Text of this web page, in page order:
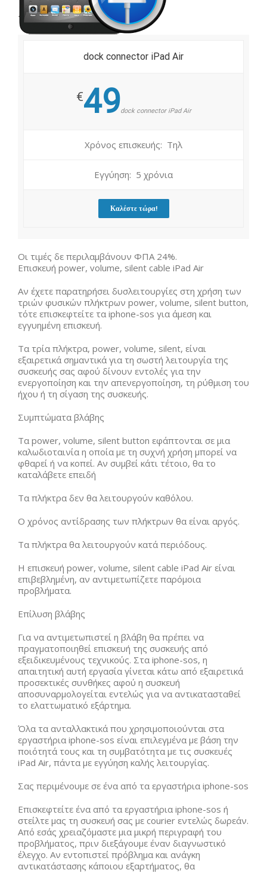
dock connector iPad Air
€49dock connector iPad Air
Χρόνος επισκευής: Τηλ
Εγγύηση: 5 χρόνια
Καλέστε τώρα!
Οι τιμές δε περιλαμβάνουν ΦΠΑ 24%.
Επισκευή power, volume, silent cable iPad Air
Αν έχετε παρατηρήσει δυσλειτουργίες στη χρήση των
τριών φυσικών πλήκτρων power, volume, silent button,
τότε επισκεφτείτε τα iphone-sos για άμεση και
εγγυημένη επισκευή.
Τα τρία πλήκτρα, power, volume, silent, είναι
εξαιρετικά σημαντικά για τη σωστή λειτουργία της
συσκευής σας αφού δίνουν εντολές για την
ενεργοποίηση και την απενεργοποίηση, τη ρύθμιση του
ήχου ή τη σίγαση της συσκευής.
Συμπτώματα βλάβης
Τα power, volume, silent button εφάπτονται σε μια
καλωδιοταινία η οποία με τη συχνή χρήση μπορεί να
φθαρεί ή να κοπεί. Αν συμβεί κάτι τέτοιο, θα το
καταλάβετε επειδή
Τα πλήκτρα δεν θα λειτουργούν καθόλου.
Ο χρόνος αντίδρασης των πλήκτρων θα είναι αργός.
Τα πλήκτρα θα λειτουργούν κατά περιόδους.
Η επισκευή power, volume, silent cable iPad Air είναι
επιβεβλημένη, αν αντιμετωπίζετε παρόμοια
προβλήματα.
Επίλυση βλάβης
Για να αντιμετωπιστεί η βλάβη θα πρέπει να
πραγματοποιηθεί επισκευή της συσκευής από
εξειδικευμένους τεχνικούς. Στα iphone-sos, η
απαιτητική αυτή εργασία γίνεται κάτω από εξαιρετικά
προσεκτικές συνθήκες αφού η συσκευή
αποσυναρμολογείται εντελώς για να αντικατασταθεί
το ελαττωματικό εξάρτημα.
Όλα τα ανταλλακτικά που χρησιμοποιούνται στα
εργαστήρια iphone-sos είναι επιλεγμένα με βάση την
ποιότητά τους και τη συμβατότητα με τις συσκευές
iPad Air, πάντα με εγγύηση καλής λειτουργίας.
Σας περιμένουμε σε ένα από τα εργαστήρια iphone-sos
Επισκεφτείτε ένα από τα εργαστήρια iphone-sos ή
στείλτε μας τη συσκευή σας με courier εντελώς δωρεάν.
Από εσάς χρειαζόμαστε μια μικρή περιγραφή του
προβλήματος, πριν διεξάγουμε έναν διαγνωστικό
έλεγχο. Αν εντοπιστεί πρόβλημα και ανάγκη
αντικατάστασης κάποιου εξαρτήματος, θα